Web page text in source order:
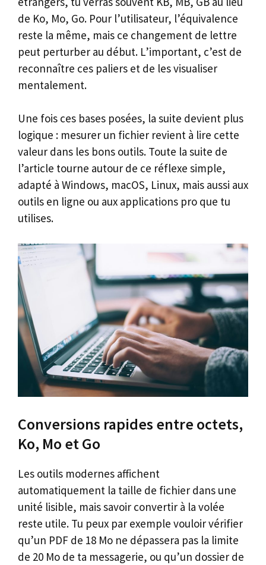
de Ko, Mo, Go. Pour l’utilisateur, l’équivalence
reste la même, mais ce changement de lettre
peut perturber au début. L’important, c’est de
reconnaître ces paliers et de les visualiser
mentalement.
Une fois ces bases posées, la suite devient plus
logique : mesurer un fichier revient à lire cette
valeur dans les bons outils. Toute la suite de
l’article tourne autour de ce réflexe simple,
adapté à Windows, macOS, Linux, mais aussi aux
outils en ligne ou aux applications pro que tu
utilises.
Conversions rapides entre octets,
Ko, Mo et Go
Les outils modernes affichent
automatiquement la taille de fichier dans une
unité lisible, mais savoir convertir à la volée
reste utile. Tu peux par exemple vouloir vérifier
qu’un PDF de 18 Mo ne dépassera pas la limite
de 20 Mo de ta messagerie, ou qu’un dossier de